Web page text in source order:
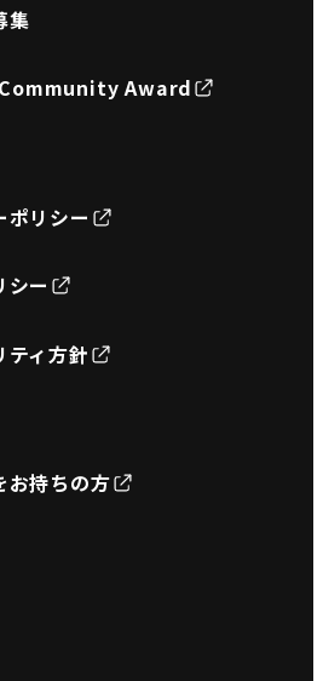
集
Award
ポリシー
シー
ティ方針
お持ちの方